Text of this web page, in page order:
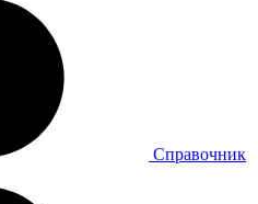
Справочник